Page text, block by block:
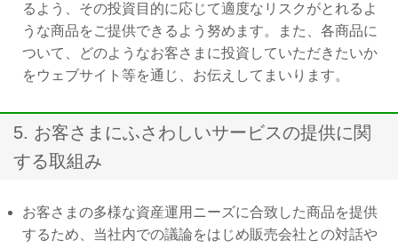
るよう、その投資目的に応じて適度なリスクがとれるよ
うな商品をご提供できるよう努めます。また、各商品に
ついて、どのようなお客さまに投資していただきたいか
をウェブサイト等を通じ、お伝えしてまいります。
5. お客さまにふさわしいサービスの提供に関
する取組み
お客さまの多様な資産運用ニーズに合致した商品を提供
するため、当社内での議論をはじめ販売会社との対話や